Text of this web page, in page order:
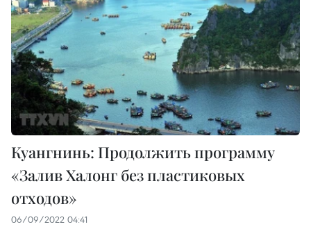
Куангнинь: Продолжить программу
«Залив Халонг без пластиковых
отходов»
06/09/2022 04:41